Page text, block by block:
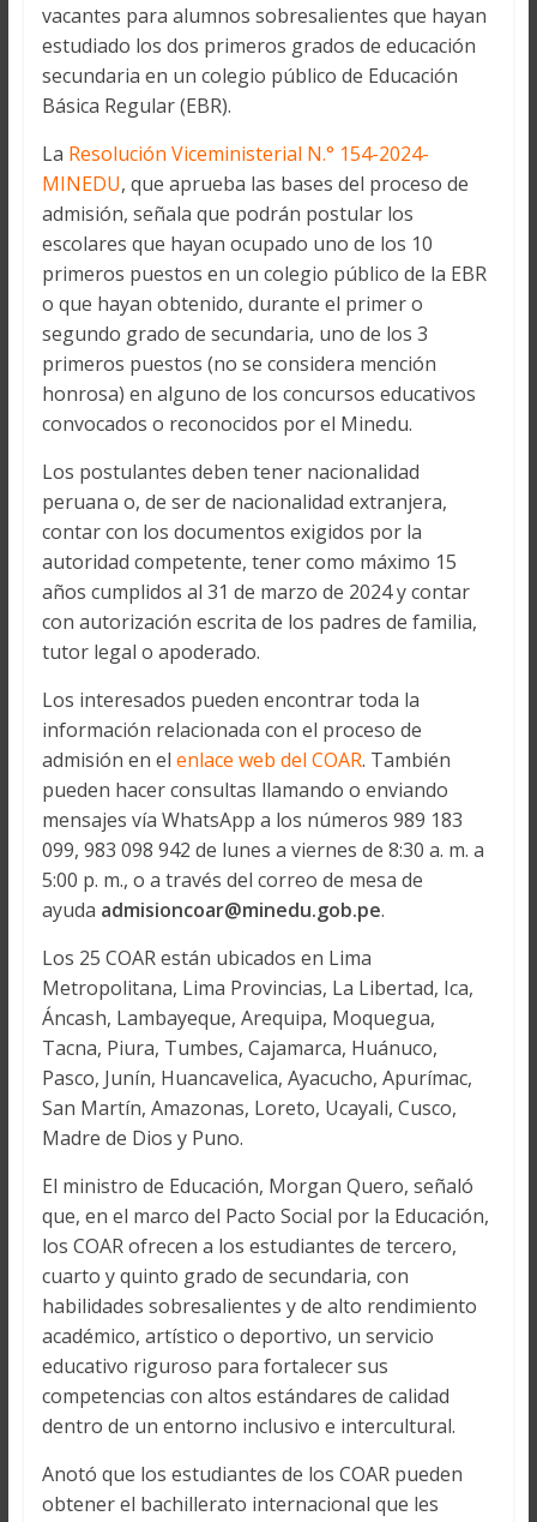
vacantes para alumnos sobresalientes que hayan
estudiado los dos primeros grados de educación
secundaria en un colegio público de Educación
Básica Regular (EBR).
La Resolución Viceministerial N.° 154-2024-
MINEDU, que aprueba las bases del proceso de
admisión, señala que podrán postular los
escolares que hayan ocupado uno de los 10
primeros puestos en un colegio público de la EBR
o que hayan obtenido, durante el primer o
segundo grado de secundaria, uno de los 3
primeros puestos (no se considera mención
honrosa) en alguno de los concursos educativos
convocados o reconocidos por el Minedu.
Los postulantes deben tener nacionalidad
peruana o, de ser de nacionalidad extranjera,
contar con los documentos exigidos por la
autoridad competente, tener como máximo 15
años cumplidos al 31 de marzo de 2024 y contar
con autorización escrita de los padres de familia,
tutor legal o apoderado.
Los interesados pueden encontrar toda la
información relacionada con el proceso de
admisión en el enlace web del COAR. También
pueden hacer consultas llamando o enviando
mensajes vía WhatsApp a los números 989 183
099, 983 098 942 de lunes a viernes de 8:30 a. m. a
5:00 p. m., o a través del correo de mesa de
ayuda admisioncoar@minedu.gob.pe.
Los 25 COAR están ubicados en Lima
Metropolitana, Lima Provincias, La Libertad, Ica,
Áncash, Lambayeque, Arequipa, Moquegua,
Tacna, Piura, Tumbes, Cajamarca, Huánuco,
Pasco, Junín, Huancavelica, Ayacucho, Apurímac,
San Martín, Amazonas, Loreto, Ucayali, Cusco,
Madre de Dios y Puno.
El ministro de Educación, Morgan Quero, señaló
que, en el marco del Pacto Social por la Educación,
los COAR ofrecen a los estudiantes de tercero,
cuarto y quinto grado de secundaria, con
habilidades sobresalientes y de alto rendimiento
académico, artístico o deportivo, un servicio
educativo riguroso para fortalecer sus
competencias con altos estándares de calidad
dentro de un entorno inclusivo e intercultural.
Anotó que los estudiantes de los COAR pueden
obtener el bachillerato internacional que les